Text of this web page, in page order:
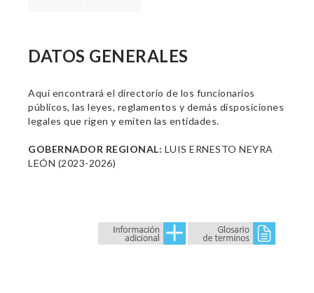
DATOS GENERALES
Aquí encontrará el directorio de los funcionarios
públicos, las leyes, reglamentos y demás disposiciones
legales que rigen y emiten las entidades.
GOBERNADOR REGIONAL: LUIS ERNESTO NEYRA
LEÓN (2023-2026)